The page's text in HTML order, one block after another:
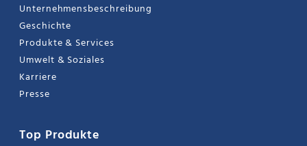
Unternehmensbeschreibung
Geschichte
Produkte & Services
Umwelt & Soziales
Karriere
Presse
Top Produkte